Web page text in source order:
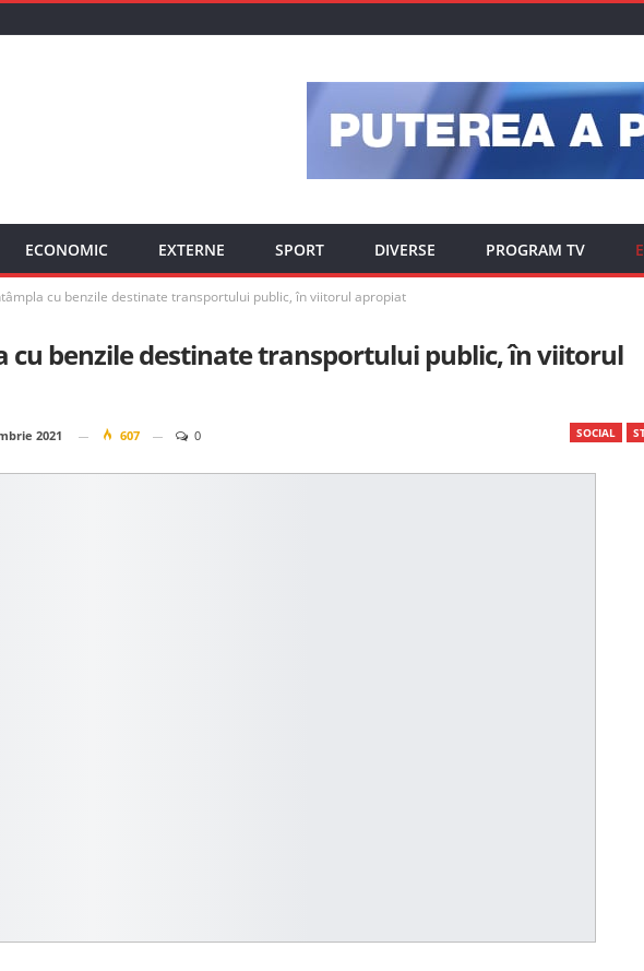
ECONOMIC EXTERNE SPORT DIVERSE PROGRAM TV
cu benzile destinate transportului public, în viitorul apropiat
cu benzile destinate transportului public, în viitorul
SOCIAL
2021 607 0